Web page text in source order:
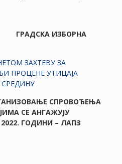
ИЗБОРНА
ЗАХТЕВУ ЗА
ПРОЦЕНЕ УТИЦАЈА
СПРОВОЂЕЊА
СЕ АНГАЖУЈУ
2. ГОДИНИ – ЛАПЗ